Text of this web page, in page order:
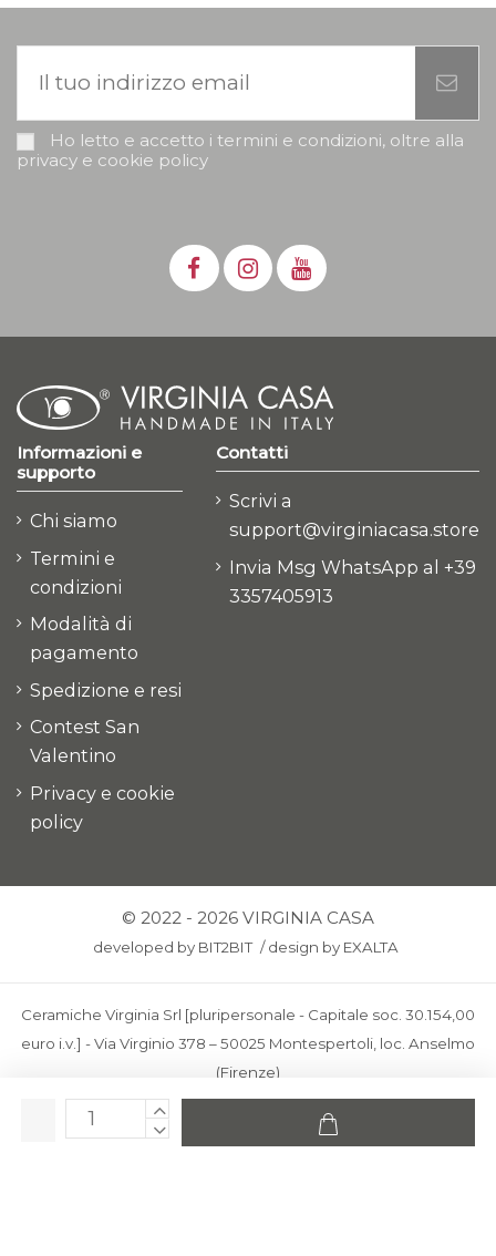
Ho letto e accetto i termini e condizioni, oltre alla
privacy e cookie policy
Informazioni e
supporto
Chi siamo
Termini e
condizioni
Modalità di
pagamento
Spedizione e resi
Contest San
Valentino
Privacy e cookie
policy
Contatti
Scrivi a
support@virginiacasa.store
Invia Msg WhatsApp al +39
3357405913
© 2022 - 2026 VIRGINIA CASA
developed by BIT2BIT /design by EXALTA
Ceramiche Virginia Srl [pluripersonale - Capitale soc. 30.154,00
euro i.v.] - Via Virginio 378 – 50025 Montespertoli, loc. Anselmo
(Firenze)
C.F. e P.IVA: IT00436100481 - REA: FI-227733 - PEC:
ceramichevirginia@pec.it